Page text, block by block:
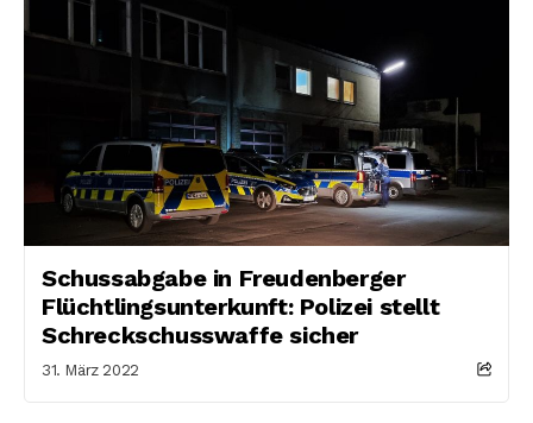
Schussabgabe in Freudenberger
Flüchtlingsunterkunft: Polizei stellt
Schreckschusswaffe sicher
31. März 2022